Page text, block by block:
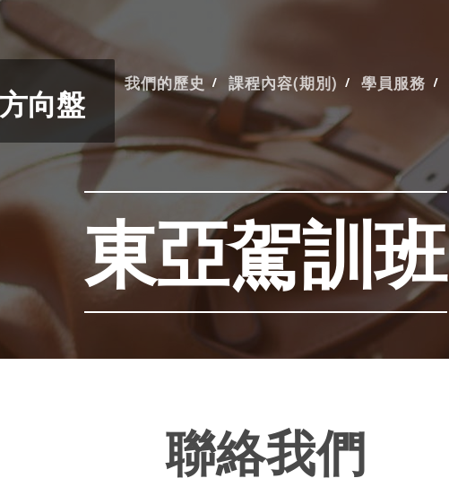
東亞駕訓班
向盤 我們的歷史 課程內容(期別) 學員服務
聯絡我們